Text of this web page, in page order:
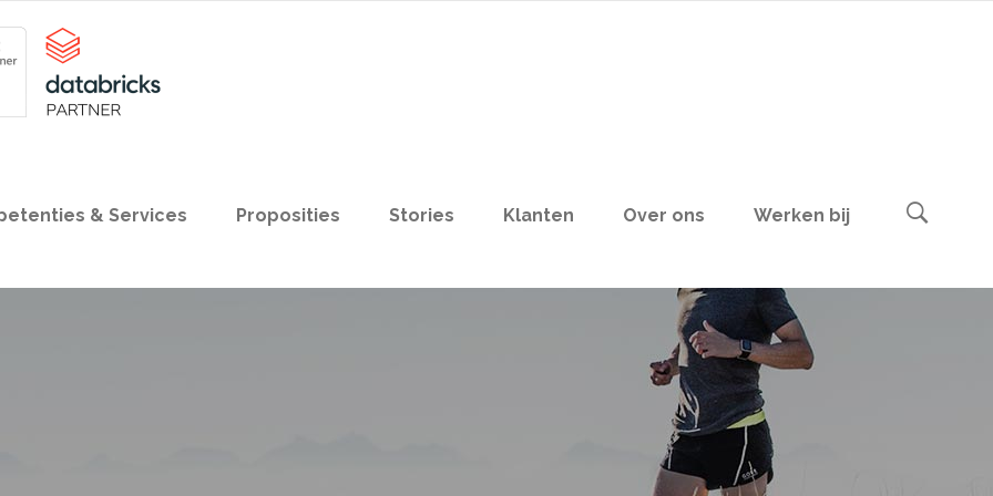
& Services Proposities Stories Klanten Over ons Werken bij